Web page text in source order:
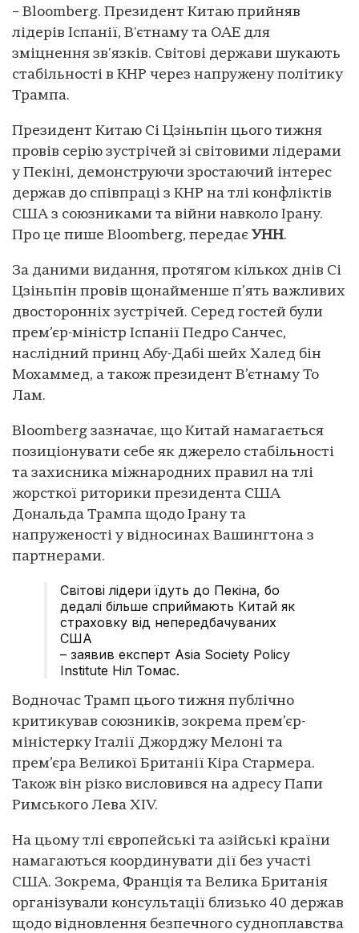
– Bloomberg. Президент Китаю прийняв
лідерів Іспанії, В'єтнаму та ОАЕ для
зміцнення зв'язків. Світові держави шукають
стабільності в КНР через напружену політику
Трампа.
Президент Китаю Сі Цзіньпін цього тижня
провів серію зустрічей зі світовими лідерами
у Пекіні, демонструючи зростаючий інтерес
держав до співпраці з КНР на тлі конфліктів
США з союзниками та війни навколо Ірану.
Про це пише Bloomberg, передає УНН.
За даними видання, протягом кількох днів Сі
Цзіньпін провів щонайменше п’ять важливих
двосторонніх зустрічей. Серед гостей були
прем’єр-міністр Іспанії Педро Санчес,
наслідний принц Абу-Дабі шейх Халед бін
Мохаммед, а також президент В’єтнаму То
Лам.
Bloomberg зазначає, що Китай намагається
позиціонувати себе як джерело стабільності
та захисника міжнародних правил на тлі
жорсткої риторики президента США
Дональда Трампа щодо Ірану та
напруженості у відносинах Вашингтона з
партнерами.
Світові лідери їдуть до Пекіна, бо
дедалі більше сприймають Китай як
страховку від непередбачуваних
США
– заявив експерт Asia Society Policy
Institute Ніл Томас.
Водночас Трамп цього тижня публічно
критикував союзників, зокрема прем’єр-
міністерку Італії Джорджу Мелоні та
прем’єра Великої Британії Кіра Стармера.
Також він різко висловився на адресу Папи
Римського Лева XIV.
На цьому тлі європейські та азійські країни
намагаються координувати дії без участі
США. Зокрема, Франція та Велика Британія
організували консультації близько 40 держав
щодо відновлення безпечного судноплавства